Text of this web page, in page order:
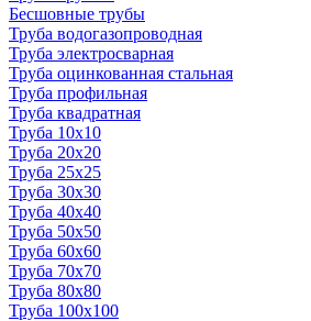
Бесшовные трубы
Труба водогазопроводная
Труба электросварная
Труба оцинкованная стальная
Труба профильная
Труба квадратная
Труба 10x10
Труба 20x20
Труба 25x25
Труба 30x30
Труба 40x40
Труба 50x50
Труба 60x60
Труба 70x70
Труба 80x80
Труба 100x100